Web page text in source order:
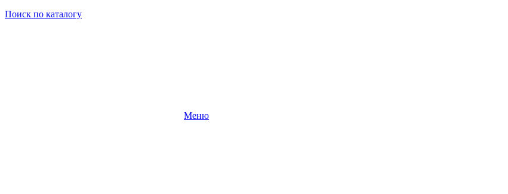
Поиск по каталогу
Меню